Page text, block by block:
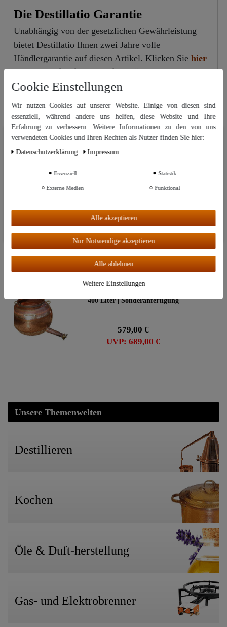
Die Destillatio Garantie
Unabhängig von der gesetzlichen Gewährleistung
bietet Destillatio Ihnen zwei Jahre volle
Händlergarantie auf diesen Artikel. Klicken Sie hier
um dieDestillatio Garantieerklärungeinsehen zu
können.
Verbesserungsvorschläge oder Fragen zu diesem
Artikel
Dazu passend
UVP: 5.999,00 €
5.790,00 €
400 Liter | Sonderanfertigung
UVP: 689,00 €
579,00 €
Unsere Themenwelten
Destillieren
Kochen
Öle & Duft-herstellung
Gas- und Elektrobrenner
Wir nutzen Cookies auf unserer Website. Einige von diesen sind
zu verbessern. Weitere Informationen zu den von uns verwendeten
und unserem
Alle akzeptieren
Cookie Einstellungen
Wir nutzen Cookies auf unserer Website. Einige von diesen sind
essenziell, während andere uns helfen, diese Website und Ihre
Erfahrung zu verbessern. Weitere Informationen zu den von uns
verwendeten Cookies und Ihren Rechten als Nutzer finden Sie hier:
Daten­schutz­erklärung
Impressum
Essenziell Statistik
Externe Medien Funktional
Alle akzeptieren
Nur Notwendige akzeptieren
Alle ablehnen
Weitere Einstellungen